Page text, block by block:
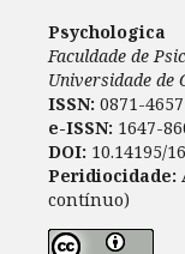
Psychologica
Faculdade de
Universidade de
ISSN: 0871-
e-ISSN: 1647-
DOI: 10.14195/
Peridiocidade:
contínuo)